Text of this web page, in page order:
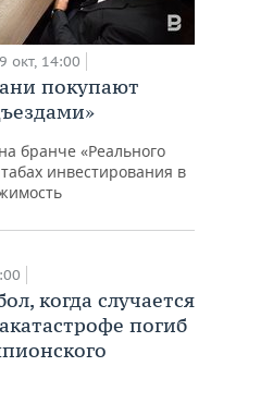
окт, 14:00
покупают
бранче «Реального
инвестирования в
когда случается
погиб